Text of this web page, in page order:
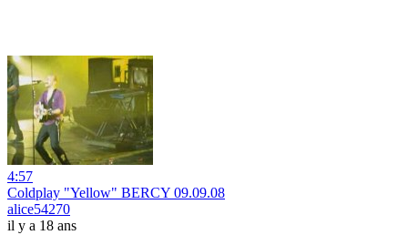
4:57
Coldplay "Yellow" BERCY 09.09.08
alice54270
il y a 18 ans